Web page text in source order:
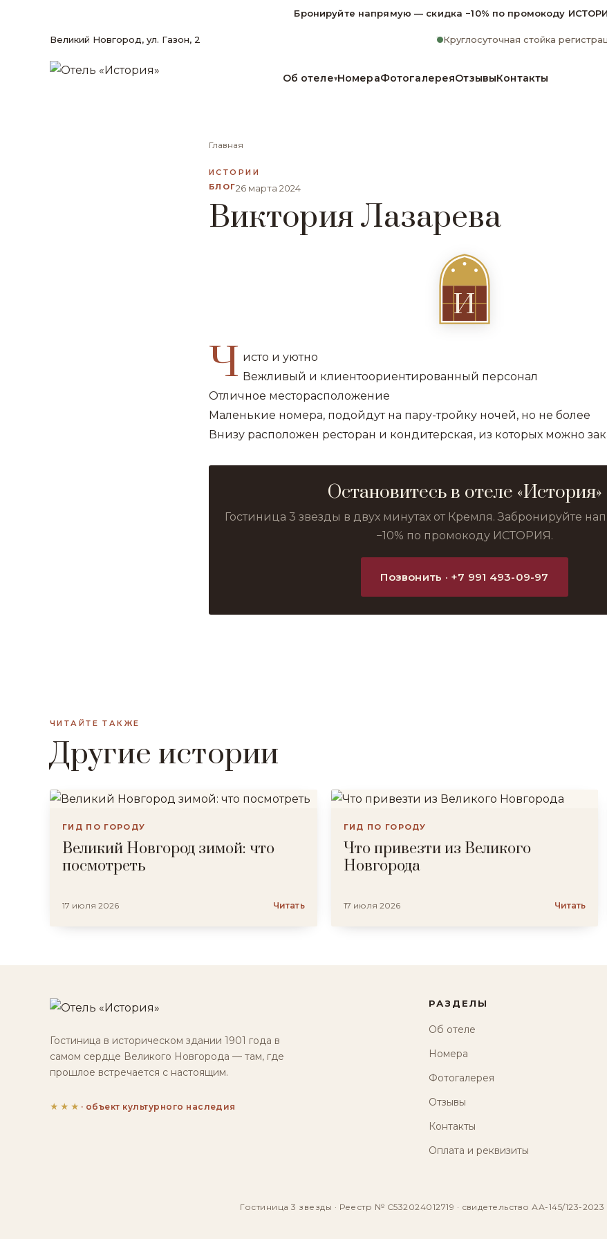
Бронируйте напрямую — скидка −10% по промокоду
Великий Новгород, ул. Газон, 2 Круглосуточная стойка
Об отеле▾НомераФотогалереяОтзывыКонтакты
Главная
ИСТОРИИ
БЛОГ26 марта 2024
Виктория Лазарева
И
Ч исто и уютно
Вежливый и клиентоориентированный персонал
Отличное месторасположение
Маленькие номера, подойдут на пару-тройку ночей, но не более
Внизу расположен ресторан и кондитерская, из которых можно
Остановитесь в отеле «История»
Гостиница 3 звезды в двух минутах от Кремля. Забронируйте
−10% по промокоду ИСТОРИЯ.
Позвонить · +7 991 493-09-97
ЧИТАЙТЕ ТАКЖЕ
Другие истории
ГИД ПО ГОРОДУ
Великий Новгород зимой: что
посмотреть
17 июля 2026 Читать
ГИД ПО ГОРОДУ
Что привезти из Великого
Новгорода
17 июля 2026 Читать
Гостиница в историческом здании 1901 года в
самом сердце Великого Новгорода — там, где
прошлое встречается с настоящим.
★★★ · объект культурного наследия
РАЗДЕЛЫ
Об отеле
Номера
Фотогалерея
Отзывы
Контакты
Оплата и реквизиты
Гостиница 3 звезды · Реестр № С532024012719 · свидетельство АА-145/123-2023